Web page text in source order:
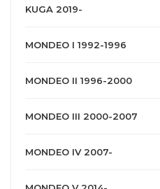
KUGA 2019-
MONDEO I 1992-1996
MONDEO II 1996-2000
MONDEO III 2000-2007
MONDEO IV 2007-